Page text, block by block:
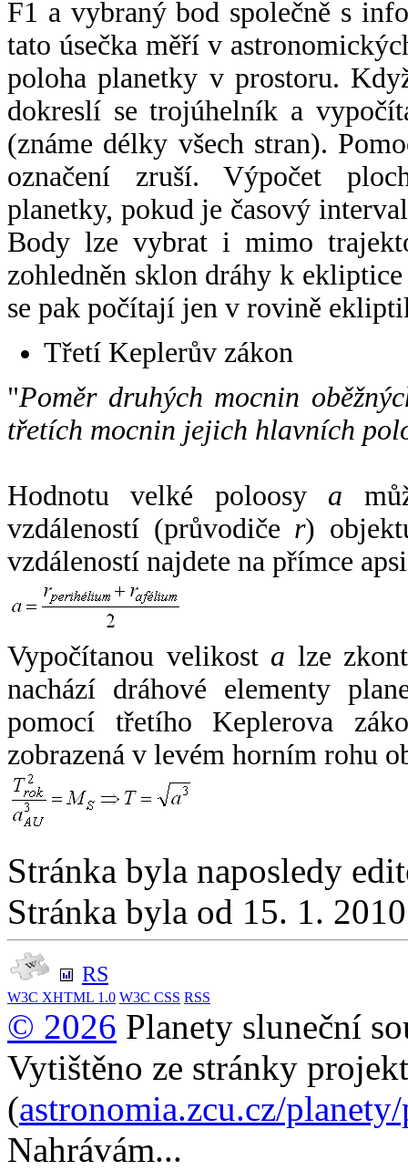
F1 a vybraný bod společně s
tato úsečka měří v
poloha planetky v prostoru.
dokreslí se trojúhelník a
(známe délky všech stran).
označení zruší. Výpočet
planetky, pokud je časový
Body lze vybrat i mimo
zohledněn sklon dráhy k
se pak počítají jen v rovině
Třetí Keplerův zákon
"Poměr druhých mocnin
třetích mocnin jejich hlavních
Hodnotu velké poloosy a
vzdáleností (průvodiče r)
vzdáleností najdete na přímce
Vypočítanou velikost a lze
nachází dráhové elementy
pomocí třetího Keplerova
zobrazená v levém horním rohu
Stránka byla naposledy
Stránka byla od 15. 1.
RS
W3C XHTML 1.0 W3C CSS RSS
© 2026 Planety sluneční
Vytištěno ze stránky
(astronomia.zcu.cz/
Nahrávám...